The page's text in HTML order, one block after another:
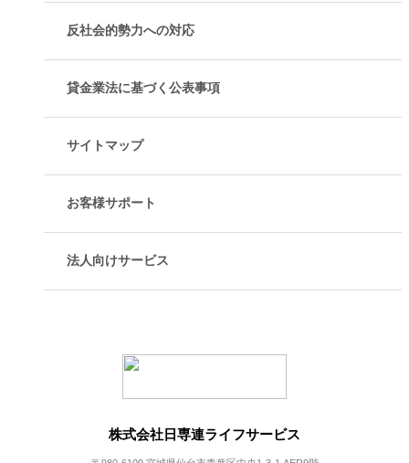
反社会的勢力への対応
貸金業法に基づく公表事項
サイトマップ
お客様サポート
法人向けサービス
株式会社日専連ライフサービス